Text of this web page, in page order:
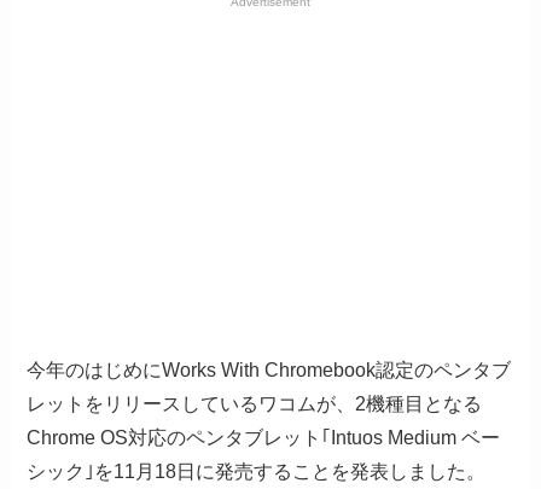
今年のはじめにWorks With Chromebook認定のペンタブ
レットをリリースしているワコムが、2機種目となる
Chrome OS対応のペンタブレット｢Intuos Medium ベー
シック｣を11月18日に発売することを発表しました。